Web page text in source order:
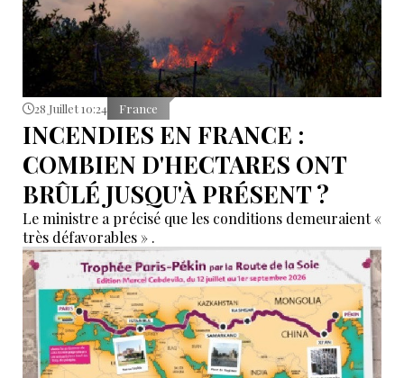
28 Juillet 10:24 France
INCENDIES EN FRANCE :
COMBIEN D'HECTARES ONT
BRÛLÉ JUSQU'À PRÉSENT ?
Le ministre a précisé que les conditions demeuraient «
très défavorables » .